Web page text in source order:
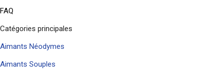
FAQ
Catégories principales
Aimants Néodymes
Aimants Souples